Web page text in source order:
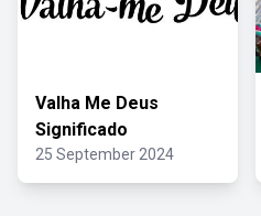
Valha Me Deus
Significado
25 September 2024